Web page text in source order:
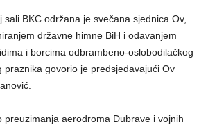
BKC održana je svečana sjednica Ov,
državne himne BiH i odavanjem
i borcima odbrambeno-oslobodilačkog
praznika govorio je predsjedavajući Ov
preuzimanja aerodroma Dubrave i vojnih